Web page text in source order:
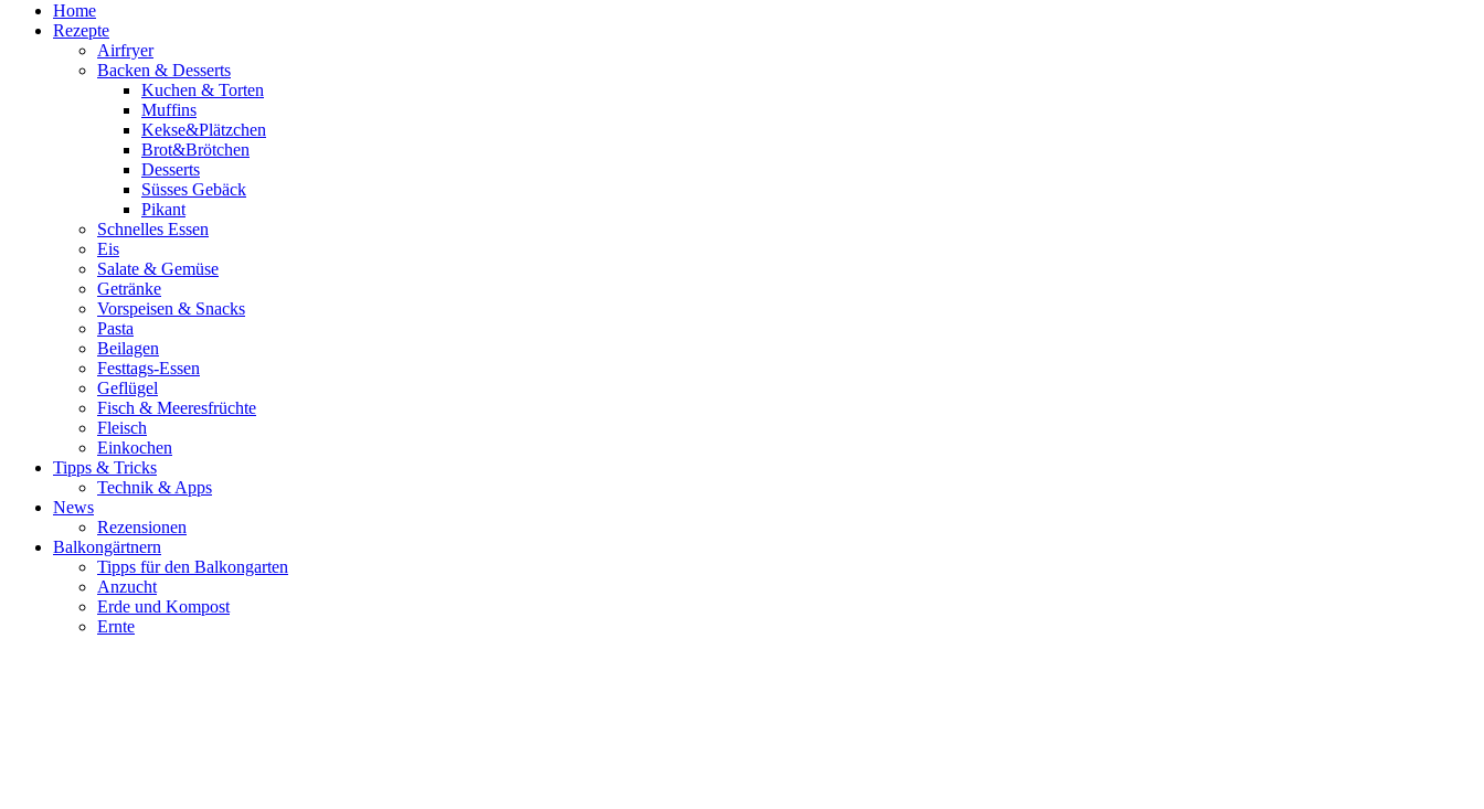
Home
Rezepte
Airfryer
Backen & Desserts
Kuchen & Torten
Muffins
Kekse&Plätzchen
Brot&Brötchen
Desserts
Süsses Gebäck
Pikant
Schnelles Essen
Eis
Salate & Gemüse
Getränke
Vorspeisen & Snacks
Pasta
Beilagen
Festtags-Essen
Geflügel
Fisch & Meeresfrüchte
Fleisch
Einkochen
Tipps & Tricks
Technik & Apps
News
Rezensionen
Balkongärtnern
Tipps für den Balkongarten
Anzucht
Erde und Kompost
Ernte